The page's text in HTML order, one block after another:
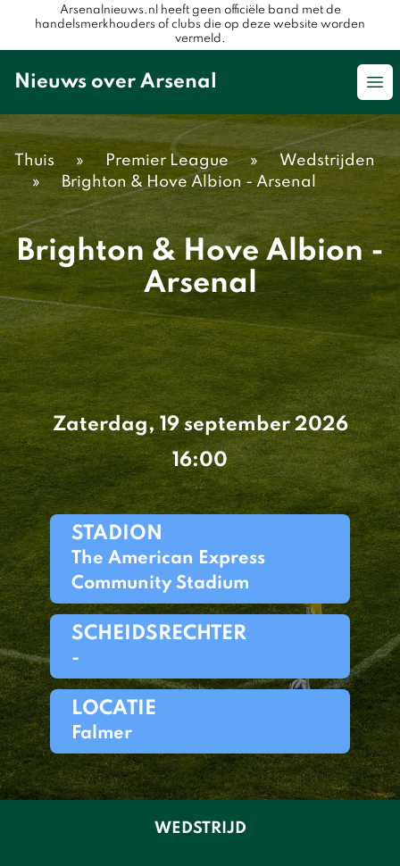
Arsenalnieuws.nl heeft geen officiële band met de
handelsmerkhouders of clubs die op deze website worden
vermeld.
Nieuws over Arsenal
Thuis » Premier League »
Wedstrijden
»
Brighton & Hove Albion - Arsenal
Brighton & Hove Albion -
Arsenal
Zaterdag, 19 september 2026
16:00
STADION
The American Express
Community Stadium
SCHEIDSRECHTER
-
LOCATIE
Falmer
WEDSTRIJD